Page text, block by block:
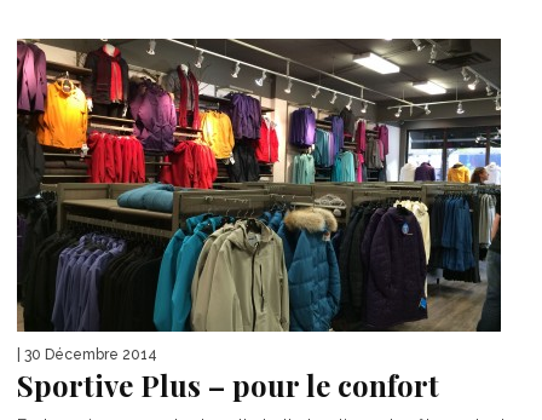
| 30 Décembre 2014
Sportive Plus – pour le confort